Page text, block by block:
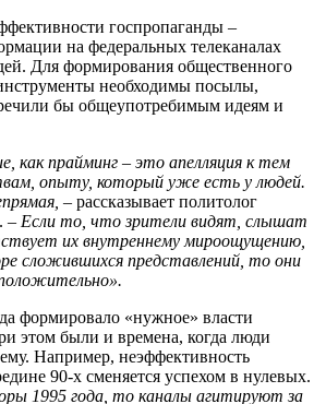
госпропаганды –
на федеральных телеканалах
Для формирования общественного
необходимы посылы,
бы общеупотребимым идеям и
как прайминг – это апелляция к тем
опыту, который уже есть у людей.
– рассказывает политолог
. – Если то, что зрители видят, слышат
их внутреннему мироощущению,
сложившихся представлений, то они
формировало «нужное» власти
этом были и времена, когда люди
Например, неэффективность
90-х сменяется успехом в нулевых.
1995 года, то каналы агитируют за